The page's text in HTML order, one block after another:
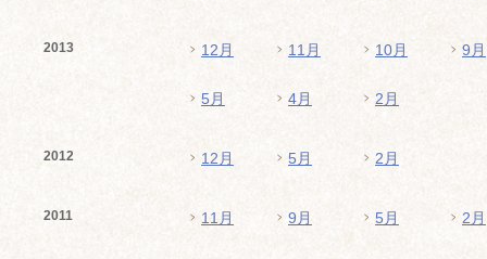
2013 12月 11月 10月 9月
5月 4月 2月
2012 12月 5月 2月
2011 11月 9月 5月 2月